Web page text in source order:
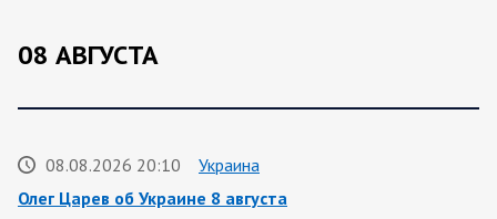
08 АВГУСТА
08.08.2026 20:10
Украина
Олег Царев об Украине 8 августа